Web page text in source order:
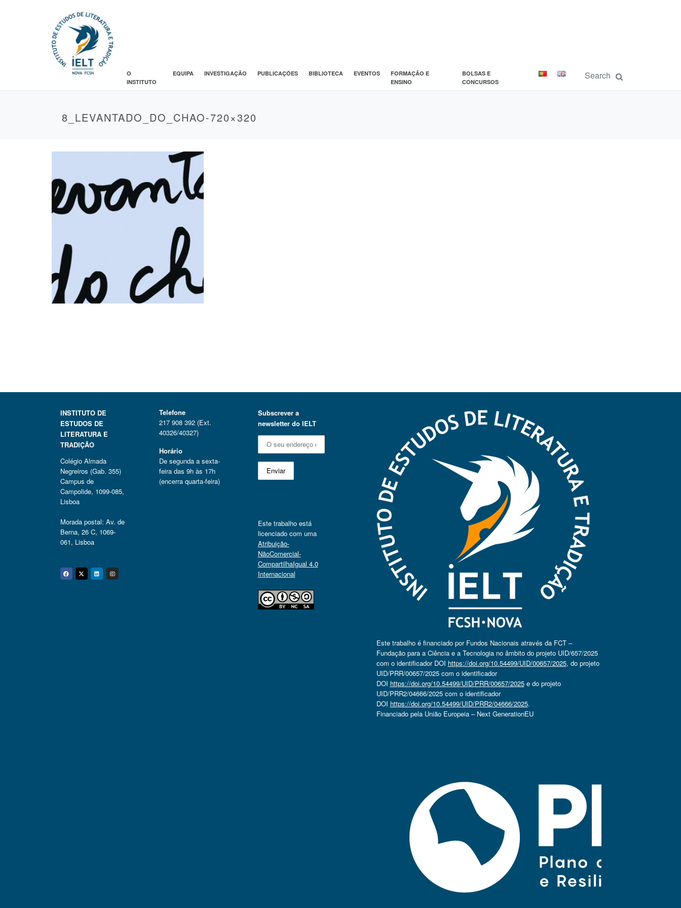
O
INSTITUTO
EQUIPA INVESTIGAÇÃO PUBLICAÇÕES BIBLIOTECA EVENTOS
FORMAÇÃO E
ENSINO
BOLSAS E
CONCURSOS
8_LEVANTADO_DO_CHAO-720×320
INSTITUTO DE
ESTUDOS DE
LITERATURA E
TRADIÇÃO
Colégio Almada
Negreiros (Gab. 355)
Campus de
Campolide, 1099-085,
Lisboa
Morada postal: Av. de
Berna, 26 C, 1069-
061, Lisboa
Facebook
Twitter
Linkedin
Instagram
Telefone
217 908 392 (Ext.
40326/40327)
Horário
De segunda a sexta-
feira das 9h às 17h
(encerra quarta-feira)
Subscrever a
newsletter do IELT
Este trabalho está
licenciado com uma
Atribuição-
NãoComercial-
CompartilhaIgual 4.0
Internacional
Este trabalho é financiado por Fundos Nacionais através da FCT –
Fundação para a Ciência e a Tecnologia no âmbito do projeto UID/657/2025
com o identificador DOI https://doi.org/10.54499/UID/00657/2025, do projeto
UID/PRR/00657/2025 com o identificador
DOI https://doi.org/10.54499/UID/PRR/00657/2025e do projeto
UID/PRR2/04666/2025 com o identificador
DOI https://doi.org/10.54499/UID/PRR2/04666/2025.
Financiado pela União Europeia – Next GenerationEU